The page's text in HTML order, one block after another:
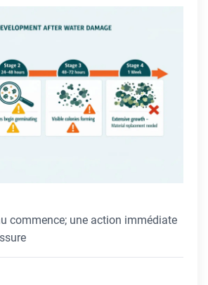
commence; une action immédiate